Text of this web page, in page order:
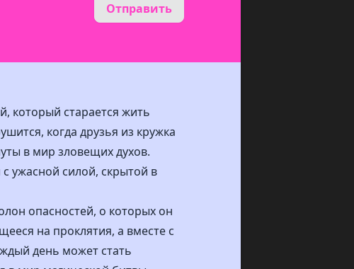
Отправить
который старается жить
когда друзья из кружка
в мир зловещих духов.
ужасной силой, скрытой в
опасностей, о которых он
на проклятия, а вместе с
день может стать